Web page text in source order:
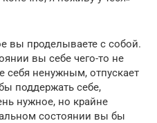
вы проделываете с собой.
вы себе чего-то не
себя ненужным, отпускает
поддержать себе,
нужное, но крайне
состоянии вы бы